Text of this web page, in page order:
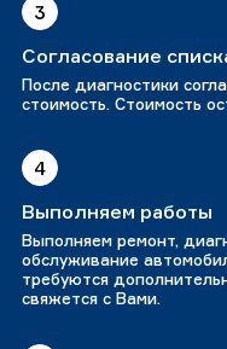
3
Согласование
После диагностики
стоимость. Стоимость
4
Выполняем работы
Выполняем ремонт,
обслуживание
требуются
свяжется с Вами.